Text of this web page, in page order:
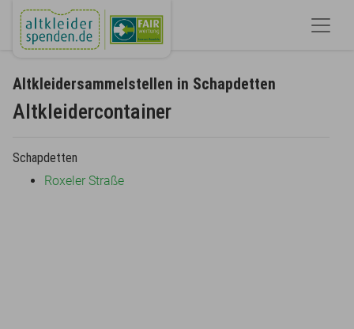
Altkleidersammelstellen in Schapdetten
Altkleidercontainer
Schapdetten
Roxeler Straße